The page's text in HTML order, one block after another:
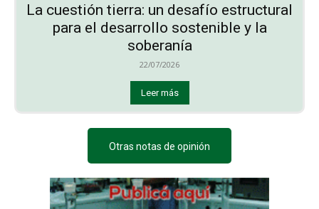
La cuestión tierra: un desafío estructural
para el desarrollo sostenible y la
soberanía
22/07/2026
Leer más
Otras notas de opinión